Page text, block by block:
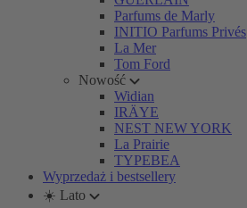
Parfums de Marly
INITIO Parfums Privés
La Mer
Tom Ford
Nowość
Widian
IRÄYE
NEST NEW YORK
La Prairie
TYPEBEA
Wyprzedaż i bestsellery
☀️ Lato